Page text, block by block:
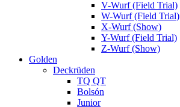
V-Wurf (Field Trial)
W-Wurf (Field Trial)
X-Wurf (Show)
Y-Wurf (Field Trial)
Z-Wurf (Show)
Golden
Deckrüden
TQ QT
Bolsón
Junior